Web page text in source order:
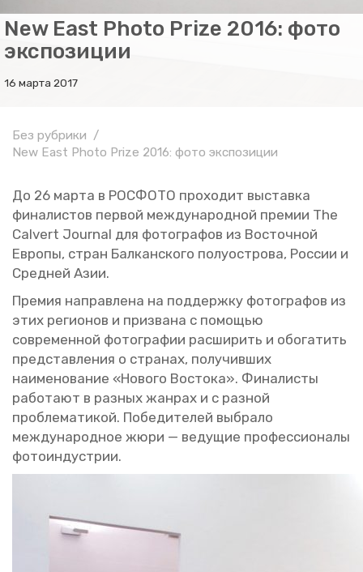
New East Photo Prize 2016: фото
экспозиции
16 марта 2017
Без рубрики
New East Photo Prize 2016: фото экспозиции
До 26 марта в РОС­ФО­ТО про­хо­дит вы­став­ка
фи­на­ли­стов пер­вой меж­ду­на­род­ной пре­мии The
Calvert Journal для фо­то­гра­фов из Во­сточ­ной
Ев­ро­пы, стран Бал­кан­ско­го по­лу­ост­ро­ва, Рос­сии и
Сред­ней Азии.
Пре­мия на­прав­ле­на на под­держ­ку фо­то­гра­фов из
этих ре­ги­о­нов и при­зва­на с по­мо­щью
со­вре­мен­ной фо­то­гра­фии рас­ши­рить и обо­га­тить
пред­став­ле­ния о стра­нах, по­лу­чив­ших
на­име­но­ва­ние «Но­во­го Во­сто­ка». Фи­на­ли­сты
ра­бо­та­ют в раз­ных жан­рах и с раз­ной
про­бле­ма­ти­кой. По­бе­ди­те­лей вы­бра­ло
меж­ду­на­род­ное жюри — ве­ду­щие про­фес­си­о­на­лы
фо­то­ин­ду­стрии.